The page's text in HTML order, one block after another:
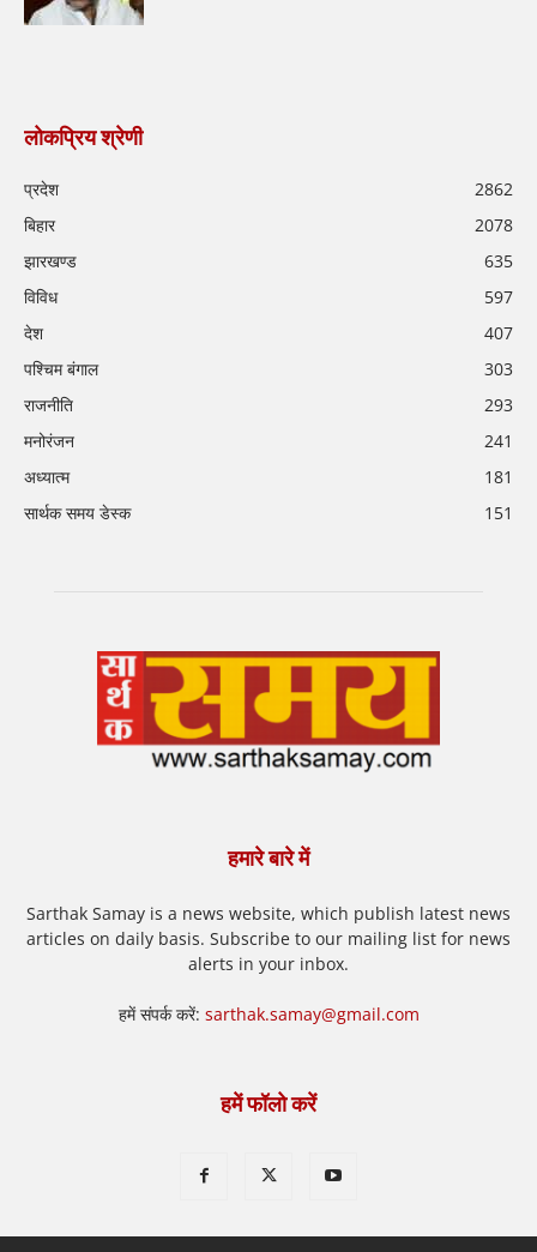
लोकप्रिय श्रेणी
प्रदेश
2862
बिहार
2078
झारखण्ड
635
विविध
597
देश
407
पश्चिम बंगाल
303
राजनीति
293
मनोरंजन
241
अध्यात्म
181
सार्थक समय डेस्क
151
हमारे बारे में
Sarthak Samay is a news website, which publish latest news
articles on daily basis. Subscribe to our mailing list for news
alerts in your inbox.
हमें संपर्क करें: sarthak.samay@gmail.com
हमें फॉलो करें